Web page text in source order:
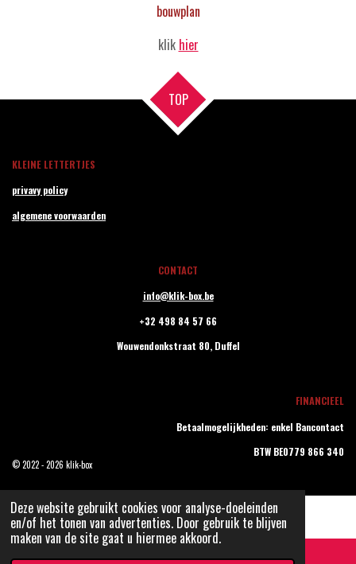
Deze website gebruikt cookies voor analyse-doeleinden
en/of het tonen van advertenties. Door gebruik te blijven
maken van de site gaat u hiermee akkoord.
bouwplan
klik hier
TOP
KLEINE LETTERTJES
privavy policy
algemene voorwaarden
CONTACT
info@klik-box.be
+32 498 84 57 66
Wouwendonkstraat 80, Duffel
FINANCIEEL
Betaalmogelijkheden: enkel Bancontact
BTW BE0779 866 340
© 2022 - 2026 klik-box